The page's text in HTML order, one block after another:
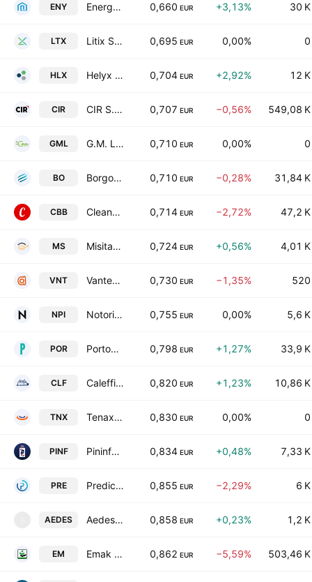
ENY Energy SpA 0,660 EUR +3,13% 30 K
LTX Litix S.p.A. 0,695 EUR 0,00% 0
HLX Helyx Industries S.p.A. 0,704 EUR +2,92% 12 K
CIR CIR S.p.A. - Compagnie Industriali Riunite 0,707 EUR −0,56% 549,08 K
GML G.M. Leather S.P.A. 0,710 EUR 0,00% 0
BO Borgosesia S.p.A. 0,710 EUR −0,28% 31,84 K
CBB Cleanbnb S.P.A. 0,714 EUR −2,72% 47,2 K
MS Misitano and Stracuzzi S.p.A. 0,724 EUR +0,56% 4,01 K
VNT Vantea Smart S.p.A. 0,730 EUR −1,35% 520
NPI Notorious Pictures S.p.A. 0,755 EUR 0,00% 5,6 K
POR Portobello S.p.A. 0,798 EUR +1,27% 33,9 K
CLF Caleffi S.p.A. 0,820 EUR +1,23% 10,86 K
TNX Tenax International S.p.A 0,830 EUR 0,00% 0
PINF Pininfarina S.p.A. 0,834 EUR +0,48% 7,33 K
PRE Predict S.P.A. Class B 0,855 EUR −2,29% 6 K
AEDES Aedes Societa Anonima Ligure per Imprese e Costruzioni per azioni 0,858 EUR +0,23% 1,2 K
EM Emak S.p.A. 0,862 EUR −5,59% 503,46 K